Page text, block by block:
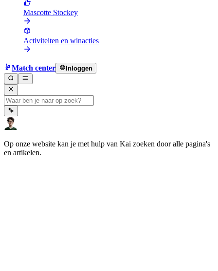
Mascotte Stockey
Activiteiten en winacties
Match center Inloggen
Op onze website kan je met hulp van Kai zoeken door alle pagina's
en artikelen.